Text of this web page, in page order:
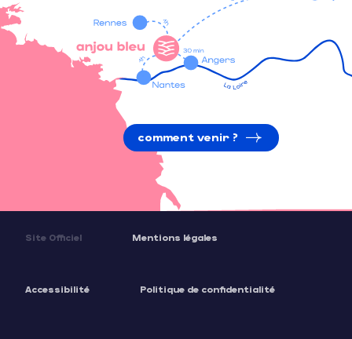
comment venir ?
Site Officiel Mentions légales
Accessibilité Politique de confidentialité